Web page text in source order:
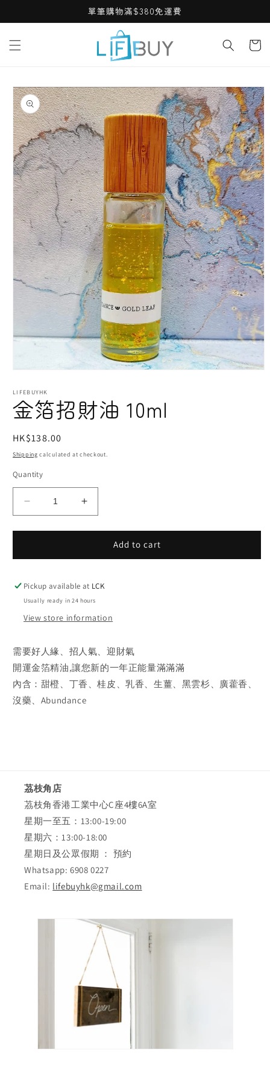
單筆購物滿$380免運費
Cart
Skip to
product
information
1
modal
LIFEBUYHK
金箔招財油 10ml
Regular
price
HK$138.00
Shipping calculated at checkout.
Quantity
Decrease
quantity
for
箔
財
油
10ml
Increase
quantity
for
箔
財
油
10ml
Add to cart
Pickup available at LCK
Usually ready in 24 hours
View store information
需要好人緣、招人氣、迎財氣
開運金箔精油,讓您新的一年正能量滿滿滿
內含：甜橙、丁香、桂皮、乳香、生薑、黑雲杉、廣藿香、
沒藥、Abundance
茘枝角店
茘枝角香港工業中心C座4樓6A室
星期一至五：13:00-19:00
星期六：13:00-18:00
星期日及公眾假期 ： 預約
Whatsapp: 6908 0227
Email: lifebuyhk@gmail.com